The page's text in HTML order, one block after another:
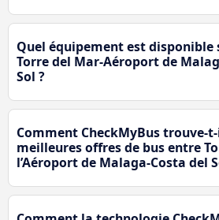
Quel équipement est
Torre del Mar-Aéroport de
Sol ?
Comment CheckMyBus trouve-
meilleures offres de bus entre
l’Aéroport de Malaga-Costa del